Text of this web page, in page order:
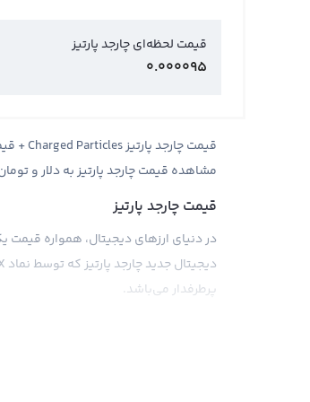
قیمت لحظه‌ای چارجد پارتیز
0.000095
مشاهده قیمت چارجد پارتیز به دلار و
قیمت چارجد پارتیز
در دنیای ارزهای دیجیتال، همواره قیمت
پرطرفدار می‌باشد.
قراردادهای هوشمند را نیز دارد. این